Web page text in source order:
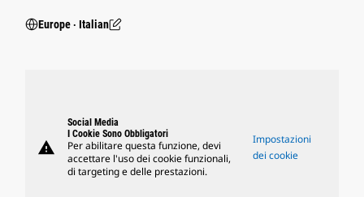
Europe ‧ Italian
warning
Social Media
I Cookie Sono Obbligatori
Per abilitare questa funzione, devi
accettare l'uso dei cookie funzionali,
di targeting e delle prestazioni.
Impostazioni
dei cookie